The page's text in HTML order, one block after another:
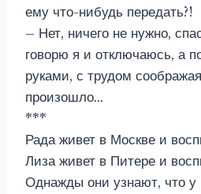
ему что-нибудь передать?!
– Нет, ничего не нужно,
говорю я и отключаюсь, а
руками, с трудом
произошло…
***
Рада живет в Москве и
Лиза живет в Питере и
Однажды они узнают, что